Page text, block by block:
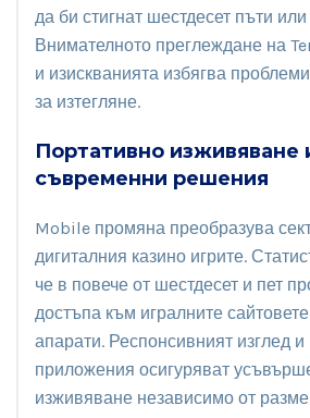
да би стигнат шестдесет пъти
Внимателното преглеждане на
и изискванията избягва
за изтегляне.
Портативно изживяване
съвременни решения
Mobile промяна преобразува
дигиталния казино игрите.
че в повече от шестдесет и пет
достъпа към игралните
апарати. Респонсивният изглед и
приложения осигуряват
изживяване независимо от